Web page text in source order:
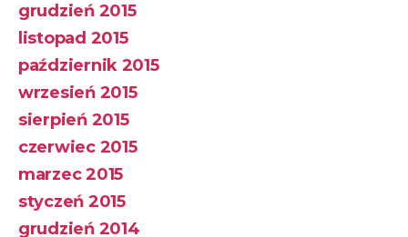
grudzień 2015
listopad 2015
październik 2015
wrzesień 2015
sierpień 2015
czerwiec 2015
marzec 2015
styczeń 2015
grudzień 2014